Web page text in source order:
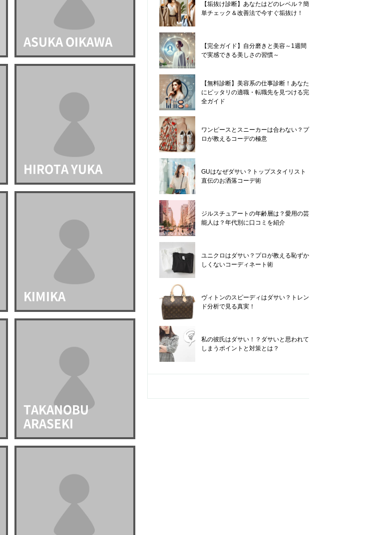
ASUKA OIKAWA
HIROTA YUKA
KIMIKA
TAKANOBU
ARASEKI
kengo hamamoto
HAIR STYLE UP
【垢抜け診断】あなたはどのレベル？簡
単チェック＆改善法で今すぐ垢抜け！
【完全ガイド】自分磨きと美容～1週間
で実感できる美しさの習慣～
【無料診断】美容系の仕事診断！あなた
にピッタリの適職・転職先を見つける完
全ガイド
ワンピースとスニーカーは合わない？プ
ロが教えるコーデの極意
GUはなぜダサい？トップスタイリスト
直伝のお洒落コーデ術
ジルスチュアートの年齢層は？愛用の芸
能人は？年代別に口コミを紹介
ユニクロはダサい？プロが教える恥ずか
しくないコーディネート術
ヴィトンのスピーディはダサい？トレン
ド分析で見る真実！
私の彼氏はダサい！？ダサいと思われて
しまうポイントと対策とは？